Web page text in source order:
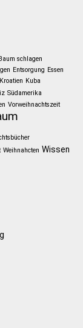
schlagen
Entsorgung Essen
Kroatien Kuba
Südamerika
Vorweihnachtszeit
Weihnahcten Wissen